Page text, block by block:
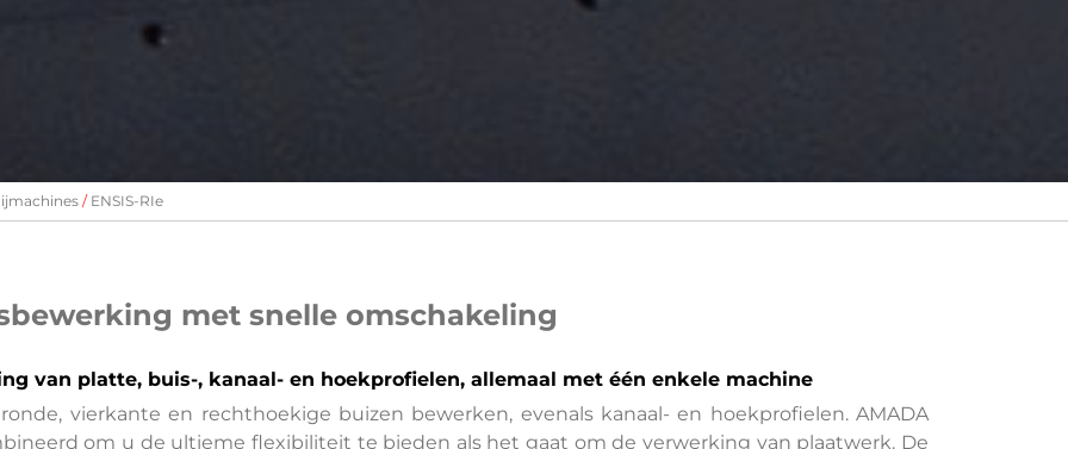
ENSIS-RIe
met snelle omschakeling
van platte, buis-, kanaal- en hoekprofielen, allemaal met één enkele machine
vierkante en rechthoekige buizen bewerken, evenals kanaal- en hoekprofielen. AMADA
om u de ultieme flexibiliteit te bieden als het gaat om de verwerking van plaatwerk. De